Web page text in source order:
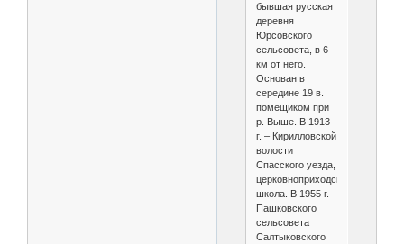
бывшая русская
деревня
Юрсовского
сельсовета, в 6
км от него.
Основан в
середине 19 в.
помещиком при
р. Выше. В 1913
г. – Кирилловской
волости
Спасского уезда,
церковноприходская
школа. В 1955 г. –
Пашковского
сельсовета
Салтыковского